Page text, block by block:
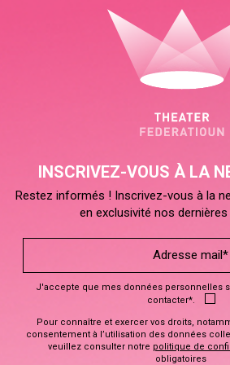
INSCRIVEZ-VOUS À LA
Restez informés ! Inscrivez-vous à la
en exclusivité nos
J'accepte que mes données personnelles
contacter*.
Pour connaître et exercer vos droits,
consentement à l’utilisation des données
veuillez consulter notre politique de
obligatoires